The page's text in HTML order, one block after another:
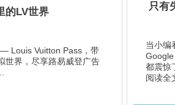
只有
当小编
都震惊
阅读全
的LV世界
Louis Vuitton Pass，带
世界，尽享路易威登广告